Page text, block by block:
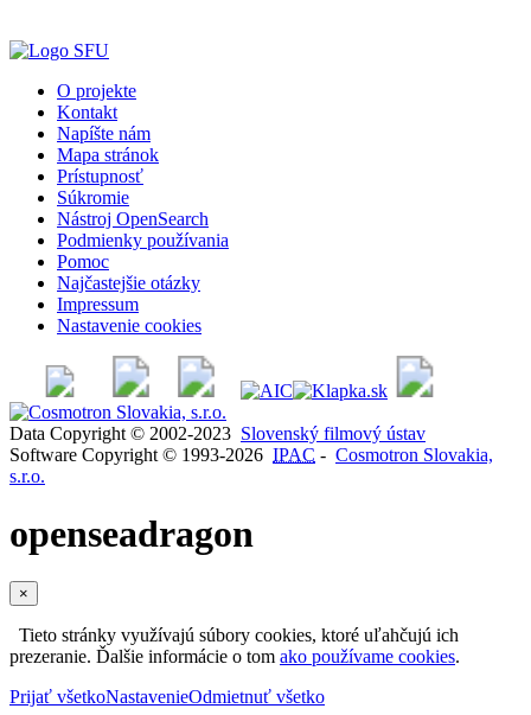
O projekte
Kontakt
Napíšte nám
Mapa stránok
Prístupnosť
Súkromie
Nástroj OpenSearch
Podmienky používania
Pomoc
Najčastejšie otázky
Impressum
Nastavenie cookies
Data Copyright © 2002-2023 Slovenský filmový ústav
Software Copyright © 1993-2026 IPAC - Cosmotron Slovakia,
s.r.o.
openseadragon
×
Tieto stránky využívajú súbory cookies, ktoré uľahčujú ich
prezeranie. Ďalšie informácie o tom ako používame cookies.
Prijať všetkoNastavenieOdmietnuť všetko